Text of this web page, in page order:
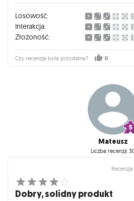
nadmiernie gry – zachowany jest
oryginalną prostotą zasad. Dzięki temu
Ekspedycji” świetnie sprawdzą się
podstawki, jak i tych, którzy chcą
nowe taktyki i możliwości. Atmosfera
pozostaje na pierwszym planie, a
Podsumowując, jeśli lubisz gry z
strategicznym wyzwaniem, ten
wartościowym rozszerzeniem.
odświeżyć rozgrywkę, nie tracąc
podstawka stała się tak popularna.
którzy chcą jeszcze głębiej zanurzyć
Losowość:
Interakcja:
Złożoność:
Czy recenzja była przydatna? 0
Mateusz
Liczba recenzji:
Dobry, solidny produkt